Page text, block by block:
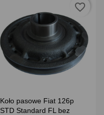
Koło pasowe Fiat 126p
STD Standard FL bez
favorite_border